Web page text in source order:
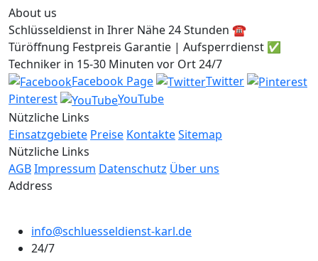
About us
Schlüsseldienst in Ihrer Nähe 24 Stunden ☎️
Türöffnung Festpreis Garantie | Aufsperrdienst ✅
Techniker in 15-30 Minuten vor Ort 24/7
Facebook Page
Twitter
Pinterest
YouTube
Nützliche Links
Einsatzgebiete Preise KontakteSitemap
Nützliche Links
AGBImpressum Datenschutz Über uns
Address
info@schluesseldienst-karl.de
24/7